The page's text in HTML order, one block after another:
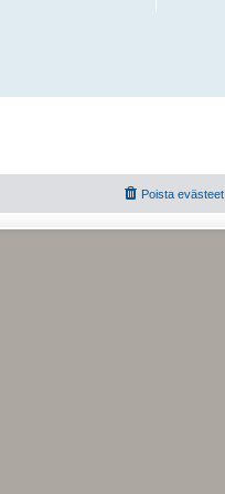
Poista evästeet